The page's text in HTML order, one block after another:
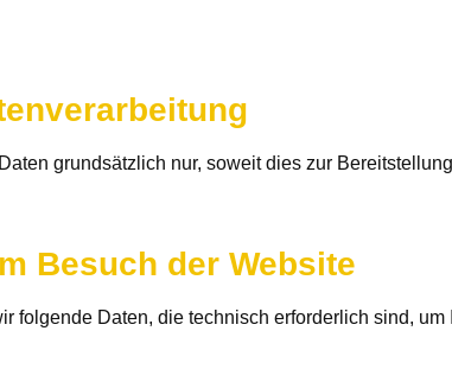
grundsätzlich nur, soweit dies zur
Besuch der Website
folgende Daten, die technisch erforderlich sind,